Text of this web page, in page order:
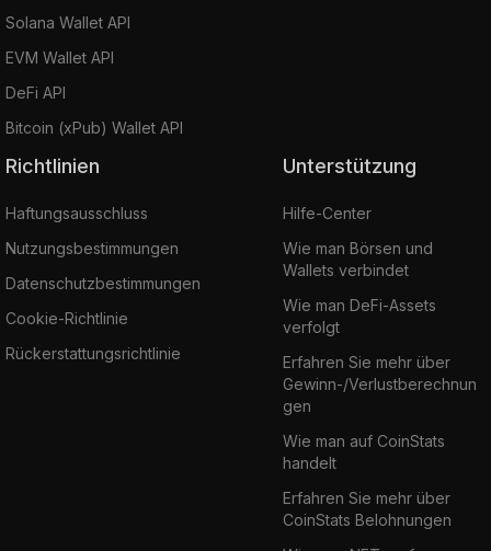
Solana Wallet API
EVM Wallet API
DeFi API
Bitcoin (xPub) Wallet API
Richtlinien
Haftungsausschluss
Nutzungsbestimmungen
Datenschutzbestimmungen
Cookie-Richtlinie
Rückerstattungsrichtlinie
Unterstützung
Hilfe-Center
Wie man Börsen und
Wallets verbindet
Wie man DeFi-Assets
verfolgt
Erfahren Sie mehr über
Gewinn-/Verlustberechnun
gen
Wie man auf CoinStats
handelt
Erfahren Sie mehr über
CoinStats Belohnungen